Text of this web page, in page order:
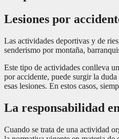
Lesiones por
Las actividades deportivas y de
senderismo por montaña,
Este tipo de actividades conlleva
por accidente, puede surgir la
esas lesiones. En estos casos,
La responsabilidad
Cuando se trata de una actividad